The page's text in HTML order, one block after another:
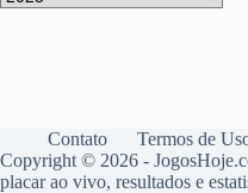
Contato Termos de
Copyright © 2026 -
placar ao vivo, resultados e